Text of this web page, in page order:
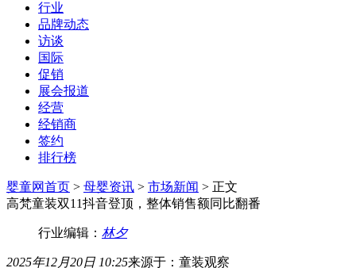
行业
品牌动态
访谈
国际
促销
展会报道
经营
经销商
签约
排行榜
婴童网首页 > 母婴资讯 > 市场新闻 > 正文
高梵童装双11抖音登顶，整体销售额同比翻番
行业编辑： 林夕
2025年12月20日 10:25来源于：童装观察